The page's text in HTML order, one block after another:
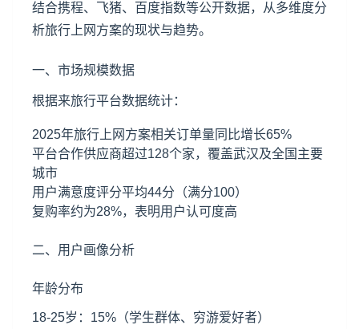
结合携程、飞猪、百度指数等公开数据，从多维度分
析旅行上网方案的现状与趋势。
一、市场规模数据
根据来旅行平台数据统计：
2025年旅行上网方案相关订单量同比增长65%
平台合作供应商超过128个家，覆盖武汉及全国主要
城市
用户满意度评分平均44分（满分100）
复购率约为28%，表明用户认可度高
二、用户画像分析
年龄分布
18-25岁：15%（学生群体、穷游爱好者）